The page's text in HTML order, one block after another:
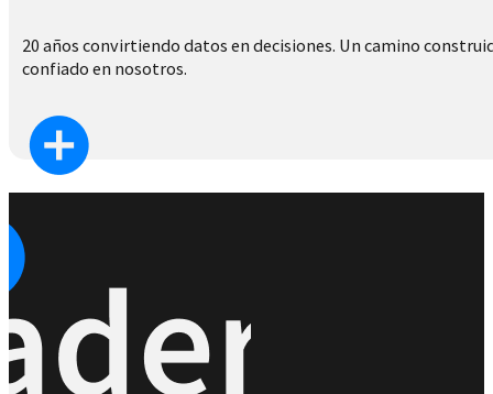
20 años convirtiendo datos en decisiones. Un camino
confiado en nosotros.